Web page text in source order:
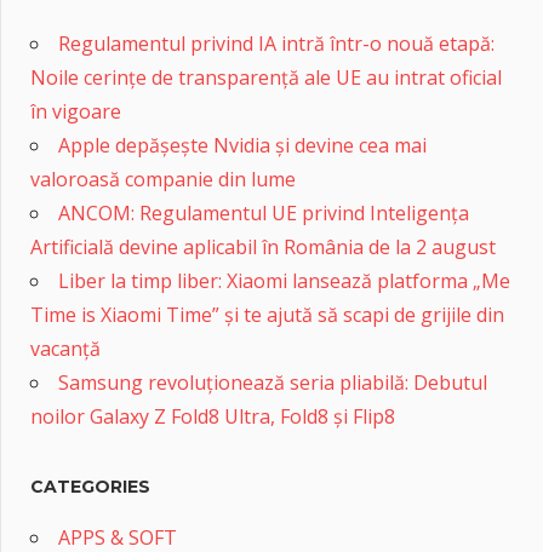
Regulamentul privind IA intră într-o nouă etapă:
Noile cerințe de transparență ale UE au intrat oficial
în vigoare
Apple depășește Nvidia și devine cea mai
valoroasă companie din lume
ANCOM: Regulamentul UE privind Inteligența
Artificială devine aplicabil în România de la 2 august
Liber la timp liber: Xiaomi lansează platforma „Me
Time is Xiaomi Time” și te ajută să scapi de grijile din
vacanță
Samsung revoluționează seria pliabilă: Debutul
noilor Galaxy Z Fold8 Ultra, Fold8 și Flip8
CATEGORIES
APPS & SOFT